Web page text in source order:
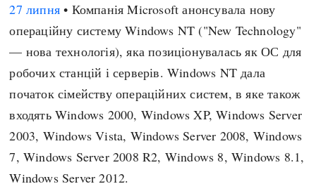
27 липня • Компанія Microsoft анонсувала нову
операційну систему Windows NT ("New Technology"
— нова технологія), яка позиціонувалась як ОС для
робочих станцій і серверів. Windows NT дала
початок сімейству операційних систем, в яке також
входять Windows 2000, Windows XP, Windows Server
2003, Windows Vista, Windows Server 2008, Windows
7, Windows Server 2008 R2, Windows 8, Windows 8.1,
Windows Server 2012.